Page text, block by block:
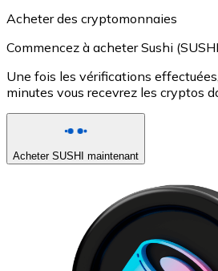
Acheter des cryptomonnaies
Commencez à acheter Sushi
Une fois les vérifications
minutes vous recevrez les cryptos
Acheter SUSHI maintenant